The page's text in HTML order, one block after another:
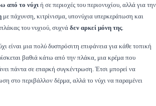
από το νύχιή σε περιοχές του περιονυχίου, αλλά για την
με πάχυνση, κιτρίνισμα, υπονύχια υπερκεράτωση και
του νυχιού, συχνά δεν αρκεί μόνη της.
είναι μια πολύ δυσπρόσιτη επιφάνεια για κάθε τοπική
βαθιά κάτω από την πλάκα, μια κρέμα που
πάντα σε επαρκή συγκέντρωση. Έτσι μπορεί να
στο περιβάλλον δέρμα, αλλά το νύχι να παραμένει